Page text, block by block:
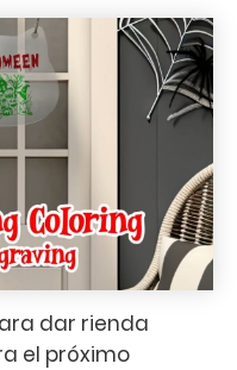
dar rienda
el próximo